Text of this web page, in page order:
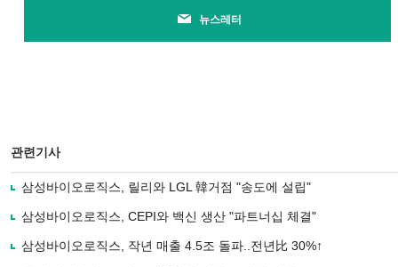
뉴스레터
관련기사
삼성바이오로직스, 릴리와 LGL 韓거점 "송도에 설립"
삼성바이오로직스, CEPI와 백신 생산 "파트너십 체결"
삼성바이오로직스, 작년 매출 4.5조 돌파..전년比 30%↑